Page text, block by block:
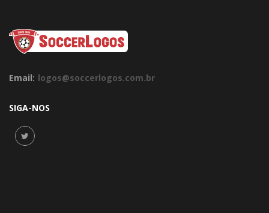
Email: logos@soccerlogos.com.br
SIGA-NOS